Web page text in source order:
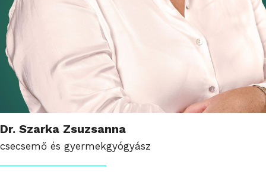
Dr. Szarka Zsuzsanna
csecsemő és gyermekgyógyász